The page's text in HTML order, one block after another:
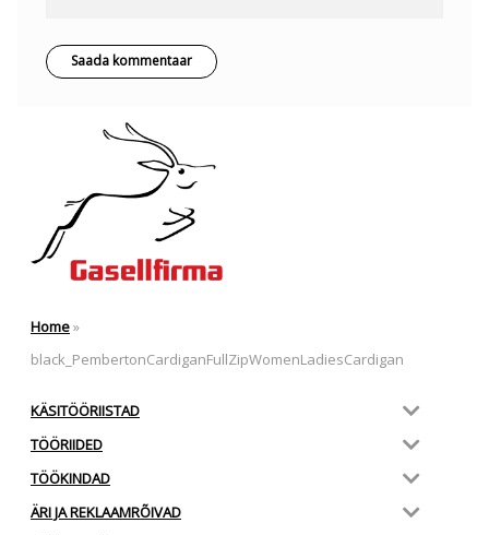
Home»
black_PembertonCardiganFullZipWomenLadiesCardigan
KÄSITÖÖRIISTAD
TÖÖRIIDED
TÖÖKINDAD
ÄRI JA REKLAAMRÕIVAD